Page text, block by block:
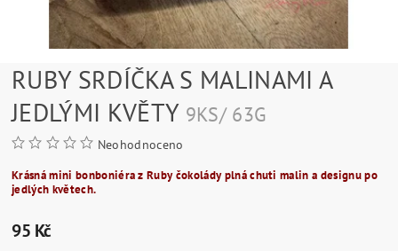
RUBY SRDÍČKA S MALINAMI A
JEDLÝMI KVĚTY 9KS/ 63G
Neohodnoceno
Krásná mini bonboniéra z Ruby čokolády plná chuti malin a designu po
jedlých květech.
95 Kč